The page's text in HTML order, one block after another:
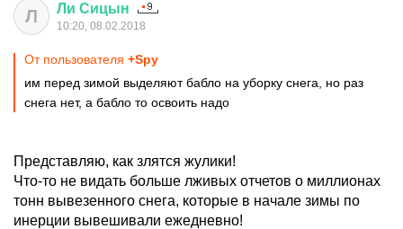
Л Ли Сицын
10:20, 08.02.2018
От пользователя +Spy
им перед зимой выделяют бабло на уборку снега, но раз
снега нет, а бабло то освоить надо
Представляю, как злятся жулики!
Что-то не видать больше лживых отчетов о миллионах
тонн вывезенного снега, которые в начале зимы по
инерции вывешивали ежедневно!